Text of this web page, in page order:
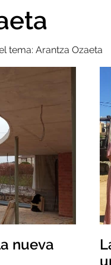
tema: Arantza Ozaeta
nueva